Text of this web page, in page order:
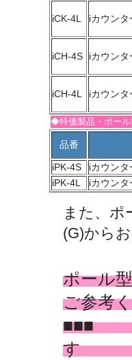
iCK-4L iカウン
iCH-4S iカウン
iCH-4L iカウン
◆特価製品・ポール
品番
iPK-4S
iカウン
iPK-4L
iカウン
また、ポ
(G)から
ポール
ご参考
■■■ ポ
す